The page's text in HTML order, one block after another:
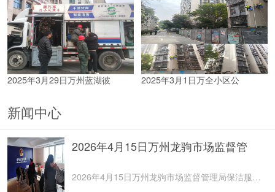
2025年3月29日万州蓝湖彼 2025年3月1日万全小区公
新闻中心
2026年4月15日万州龙驹市场监督管
2026年4月15日万州龙驹市场监督管理局保洁服务由重庆美